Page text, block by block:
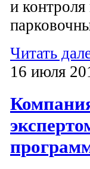
и контроля
Читать
16 июля